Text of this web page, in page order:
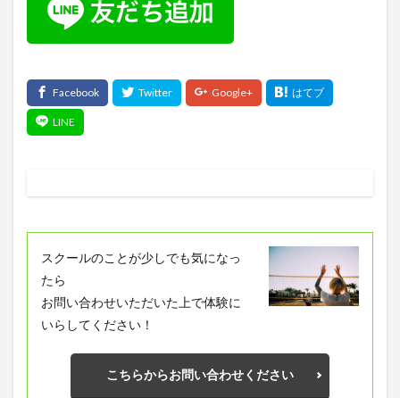
スクールのことが少しでも気になっ
たら
お問い合わせいただいた上で体験に
いらしてください！
こちらからお問い合わせください